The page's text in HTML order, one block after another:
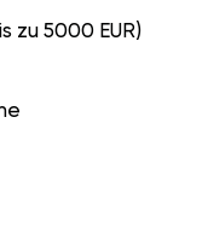
zu 5000 EUR)